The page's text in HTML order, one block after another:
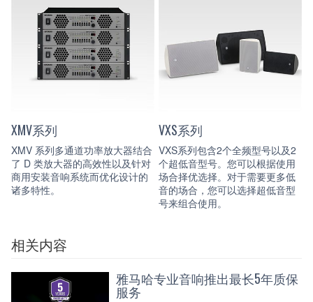
XMV系列
XMV 系列多通道功率放大器结合
了 D 类放大器的高效性以及针对
商用安装音响系统而优化设计的
诸多特性。
VXS系列
VXS系列包含2个全频型号以及2
个超低音型号。您可以根据使用
场合择优选择。对于需要更多低
音的场合，您可以选择超低音型
号来组合使用。
相关内容
雅马哈专业音响推出最长5年质保
服务